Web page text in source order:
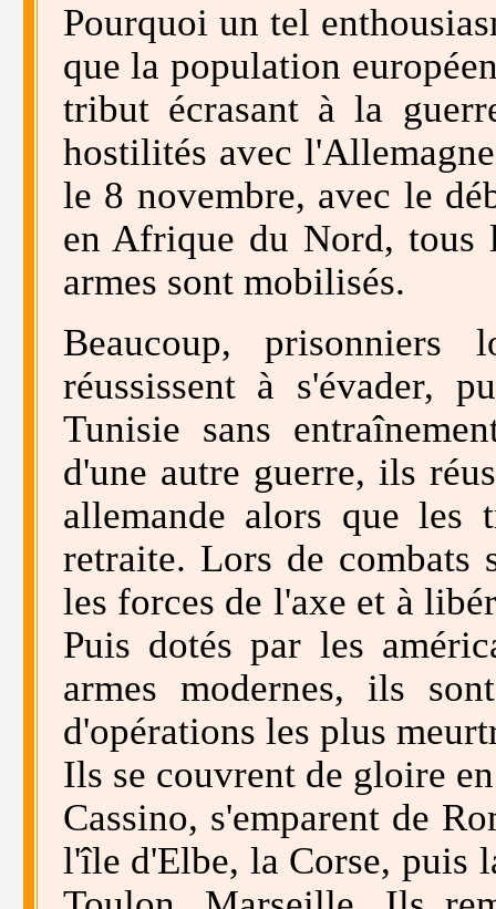
Pourquoi un tel
que la population
tribut écrasant à la
hostilités avec
le 8 novembre, avec le
en Afrique du Nord, tous
armes sont mobilisés.
Beaucoup,
réussissent à s'évader,
Tunisie sans
d'une autre guerre, ils
allemande alors que les
retraite. Lors de combats
les forces de l'axe et à
Puis dotés par les
armes modernes, ils
d'opérations les plus
Ils se couvrent de gloire
Cassino, s'emparent de
l'île d'Elbe, la Corse, puis